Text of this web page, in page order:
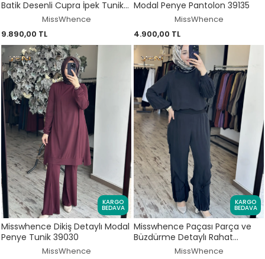
Batik Desenli Cupra İpek Tunik
MissWhence
9.890,00 TL
Modal Penye Pantolon 39135
MissWhence
4.900,00 TL
KARGO
BEDAVA
Misswhence Dikiş Detaylı Modal
Penye Tunik 39030
MissWhence
KARGO
BEDAVA
Misswhence Paçası Parça ve
Büzdürme Detaylı Rahat
Chanel Keten Pantolon 39117K
MissWhence